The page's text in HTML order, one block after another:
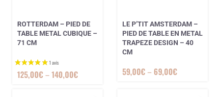
ROTTERDAM – PIED DE
TABLE METAL CUBIQUE –
71 CM
125,00€–140,00€
LE P’TIT AMSTERDAM –
PIED DE TABLE EN METAL
TRAPEZE DESIGN – 40
CM
59,00€– 69,00€